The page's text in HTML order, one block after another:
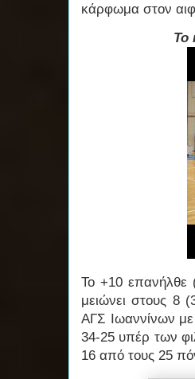
κάρφωμα στον
Το
Το +10 επανήλθε
μειώνει στους 8
ΑΓΣ Ιωαννίνων
34-25 υπέρ των
16 από τους 25